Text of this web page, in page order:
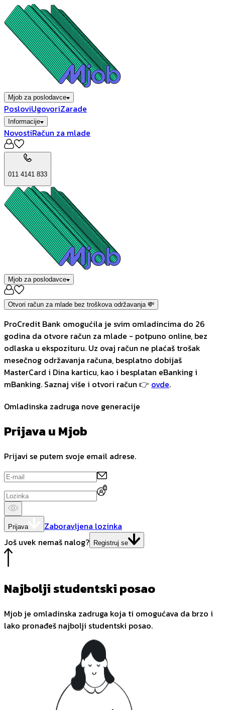
Mjob za poslodavce
PosloviUgovoriZarade
Informacije
NovostiRačun za mlade
011 4141 833
Mjob za poslodavce
Otvori račun za mlade bez troškova održavanja 💸
ProCredit Bank omogućila je svim omladincima do 26
godina da otvore račun za mlade - potpuno online, bez
odlaska u ekspozituru. Uz ovaj račun ne plaćaš trošak
mesečnog održavanja računa, besplatno dobijaš
MasterCard i Dina karticu, kao i besplatan eBanking i
mBanking. Saznaj više i otvori račun 👉 ovde.
Omladinska zadruga nove generacije
Prijava u Mjob
Prijavi se putem svoje email adrese.
Prijava
Zaboravljena lozinka
Još uvek nemaš nalog? Registruj se
Najbolji studentski posao
Mjob je omladinska zadruga koja ti omogućava da brzo i
lako pronađeš najbolji studentski posao.